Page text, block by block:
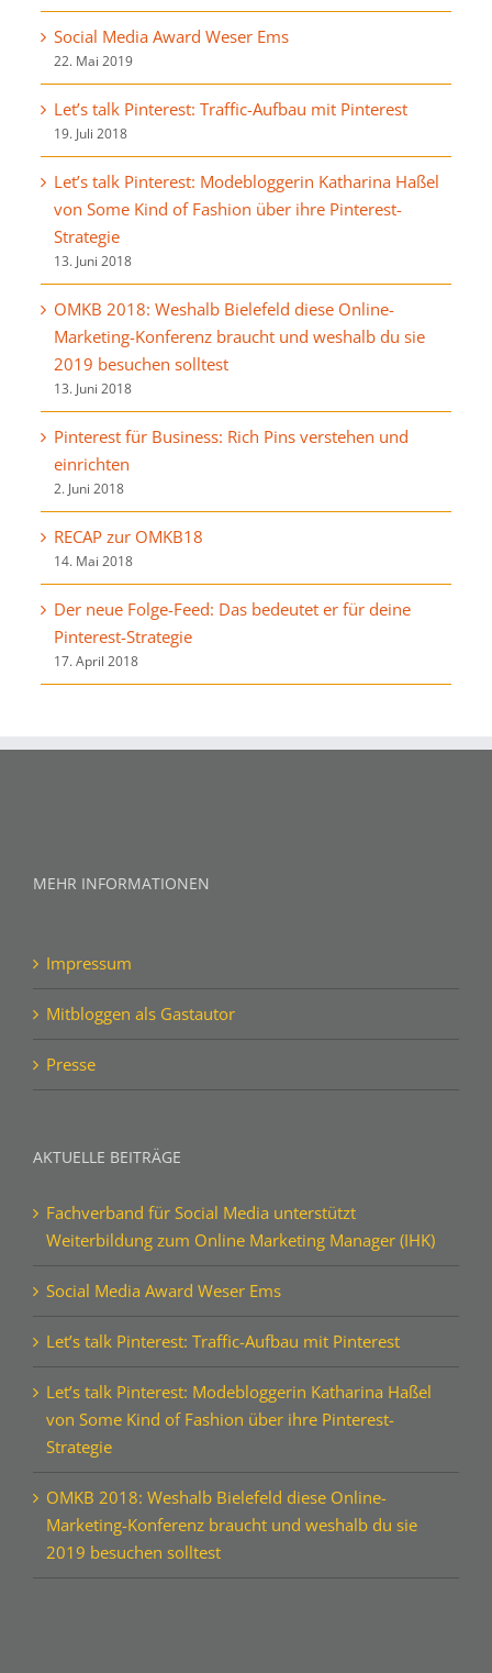
Social Media Award Weser Ems
22. Mai 2019
Let’s talk Pinterest: Traffic-Aufbau mit Pinterest
19. Juli 2018
Let’s talk Pinterest: Modebloggerin Katharina Haßel
von Some Kind of Fashion über ihre Pinterest-
Strategie
13. Juni 2018
OMKB 2018: Weshalb Bielefeld diese Online-
Marketing-Konferenz braucht und weshalb du sie
2019 besuchen solltest
13. Juni 2018
Pinterest für Business: Rich Pins verstehen und
einrichten
2. Juni 2018
RECAP zur OMKB18
14. Mai 2018
Der neue Folge-Feed: Das bedeutet er für deine
Pinterest-Strategie
17. April 2018
MEHR INFORMATIONEN
Impressum
Mitbloggen als Gastautor
Presse
AKTUELLE BEITRÄGE
Fachverband für Social Media unterstützt
Weiterbildung zum Online Marketing Manager (IHK)
Social Media Award Weser Ems
Let’s talk Pinterest: Traffic-Aufbau mit Pinterest
Let’s talk Pinterest: Modebloggerin Katharina Haßel
von Some Kind of Fashion über ihre Pinterest-
Strategie
OMKB 2018: Weshalb Bielefeld diese Online-
Marketing-Konferenz braucht und weshalb du sie
2019 besuchen solltest